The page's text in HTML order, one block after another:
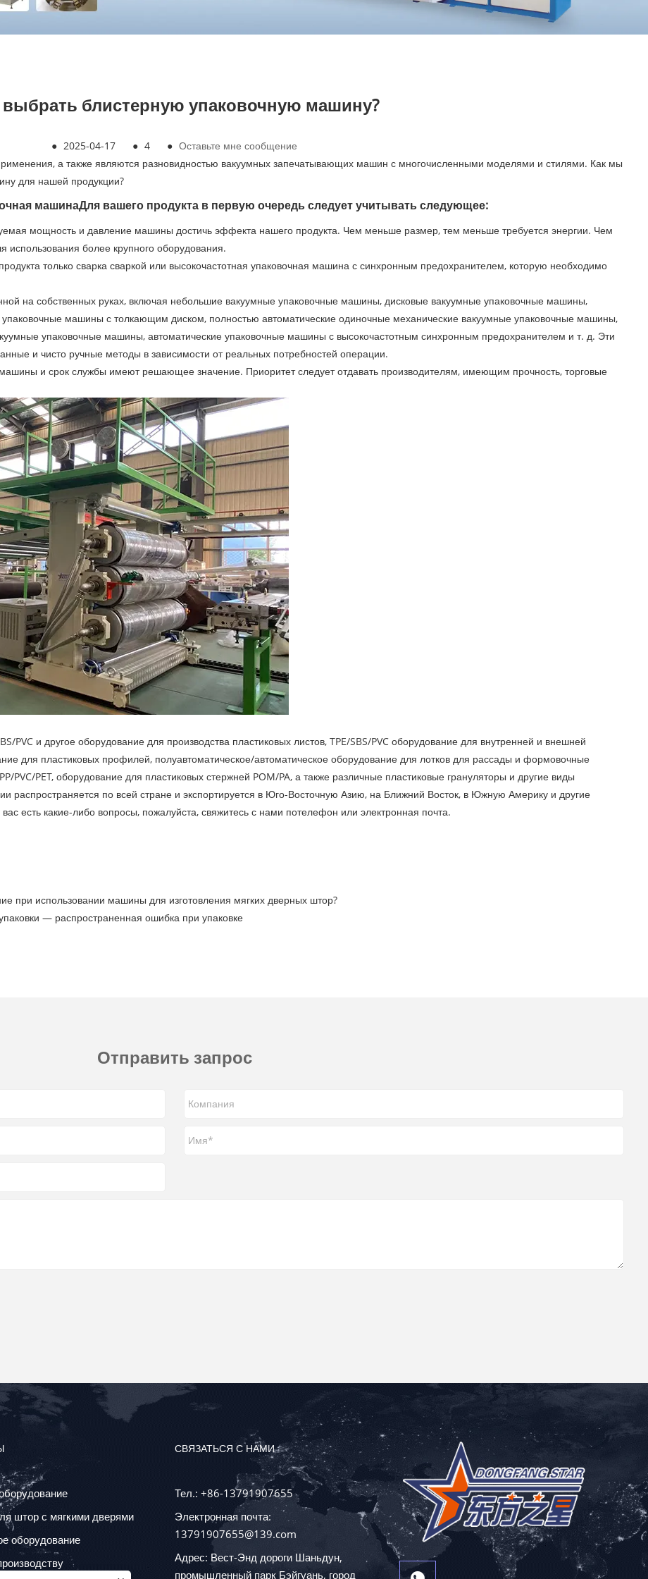
выбрать блистерную упаковочную машину?
● 2025-04-17 ● 4 ● Оставьте мне сообщение
а также являются разновидностью вакуумных запечатывающих машин с многочисленными моделями и стилями. Как мы
для нашей продукции?
машинаДля вашего продукта в первую очередь следует учитывать следующее:
мощность и давление машины достичь эффекта нашего продукта. Чем меньше размер, тем меньше требуется энергии. Чем
более крупного оборудования.
только сварка сваркой или высокочастотная упаковочная машина с синхронным предохранителем, которую необходимо
на собственных руках, включая небольшие вакуумные упаковочные машины, дисковые вакуумные упаковочные машины,
машины с толкающим диском, полностью автоматические одиночные механические вакуумные упаковочные машины,
упаковочные машины, автоматические упаковочные машины с высокочастотным синхронным предохранителем и т. д. Эти
и чисто ручные методы в зависимости от реальных потребностей операции.
и срок службы имеют решающее значение. Приоритет следует отдавать производителям, имеющим прочность, торговые
PVC и другое оборудование для производства пластиковых листов, TPE/SBS/PVC оборудование для внутренней и внешней
для пластиковых профилей, полуавтоматическое/автоматическое оборудование для лотков для рассады и формовочные
PET, оборудование для пластиковых стержней POM/PA, а также различные пластиковые грануляторы и другие виды
распространяется по всей стране и экспортируется в Юго-Восточную Азию, на Ближний Восток, в Южную Америку и другие
есть какие-либо вопросы, пожалуйста, свяжитесь с нами потелефон или электронная почта.
при использовании машины для изготовления мягких дверных штор?
— распространенная ошибка при упаковке
Отправить запрос
штор с мягкими дверями
оборудование
СВЯЗАТЬСЯ С НАМИ
Тел.: +86-13791907655
Электронная почта:
13791907655@139.com
Адрес: Вест-Энд дороги Шаньдун,
промышленный парк Бэйгуань, город